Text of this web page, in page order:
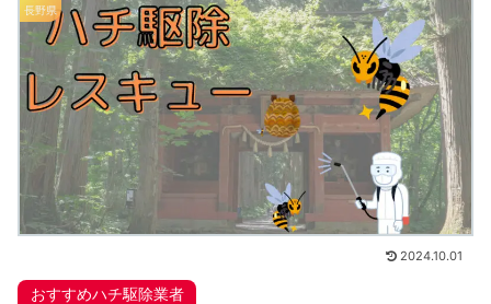
長野県
2024.10.01
おすすめハチ駆除業者